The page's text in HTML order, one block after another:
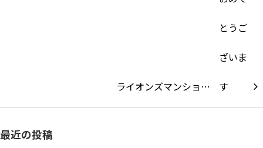
ライオンズマンショ…
最近の投稿